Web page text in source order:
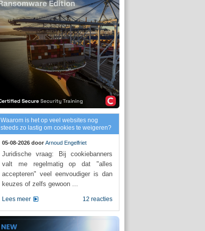
Waarom is het op veel websites nog
steeds zo lastig om cookies te weigeren?
05-08-2026 door Arnoud Engelfriet
Juridische vraag: Bij cookiebanners
valt me regelmatig op dat "alles
accepteren" veel eenvoudiger is dan
keuzes of zelfs gewoon ...
12 reacties
Lees meer